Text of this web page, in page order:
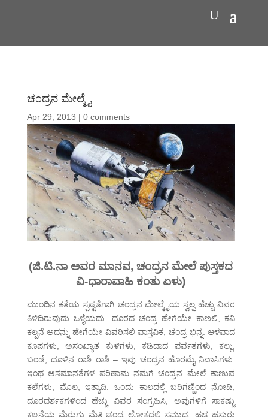
ಚಂದ್ರನ ಮೇಲ್ಮೈ
Apr 29, 2013 | 0 comments
(ಜಿ.ಟಿ.ನಾ ಅವರ ಮಾನವ, ಚಂದ್ರನ ಮೇಲೆ ಪುಸ್ತಕದ
ವಿ-ಧಾರಾವಾಹಿ ಕಂತು ಏಳು)
ಮುಂದಿನ ಕತೆಯ ಸ್ಪಷ್ಟತೆಗಾಗಿ ಚಂದ್ರನ ಮೇಲ್ಮೈಯ ಸ್ವಲ್ಪ ಹೆಚ್ಚು ವಿವರ
ತಿಳಿದಿರುವುದು ಒಳ್ಳೆಯದು. ದೂರದ ಚಂದ್ರ ಹೇಗೆಯೇ ಕಾಣಲಿ, ಕವಿ
ಕಲ್ಪನೆ ಅದನ್ನು ಹೇಗೆಯೇ ವಿವರಿಸಲಿ ವಾಸ್ತವಿಕ, ಚಂದ್ರ ಭಿನ್ನ. ಆಳವಾದ
ಕೂಪಗಳು, ಅಸಂಖ್ಯಾತ ಕುಳಿಗಳು, ಕಡಿದಾದ ಪರ್ವತಗಳು, ಕಲ್ಲು,
ಬಂಡೆ, ದೂಳಿನ ರಾಶಿ ರಾಶಿ – ಇವು ಚಂದ್ರನ ಹೊರಮೈ ನಿವಾಸಿಗಳು.
ಇಂಥ ಅಸಮಾನತೆಗಳ ಪರಿಣಾಮ ನಮಗೆ ಚಂದ್ರನ ಮೇಲೆ ಕಾಣುವ
ಕಲೆಗಳು, ಮೊಲ, ಇತ್ಯಾದಿ. ಒಂದು ಕಾಲದಲ್ಲಿ ಬರಿಗಣ್ಣಿಂದ ನೋಡಿ,
ದೂರದರ್ಶಕಗಳಿಂದ ಹೆಚ್ಚು ವಿವರ ಸಂಗ್ರಹಿಸಿ, ಅವುಗಳಿಗೆ ಸಾಕಷ್ಟು
ಕಲ್ಪನೆಯ ಮೆರುಗು ಮೆತ್ತಿ ಚಂದ್ರ ಲೋಕದಲ್ಲಿ ಸಮುದ್ರ, ಹಚ್ಚ ಹಸುರು